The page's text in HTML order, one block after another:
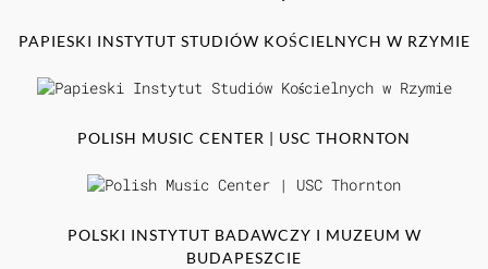
PAPIESKI INSTYTUT STUDIÓW KOŚCIELNYCH W RZYMIE
POLISH MUSIC CENTER | USC THORNTON
POLSKI INSTYTUT BADAWCZY I MUZEUM W
BUDAPESZCIE